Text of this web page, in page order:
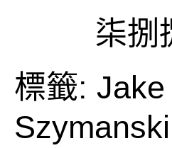
柒捌
標籤: Jake
Szymanski